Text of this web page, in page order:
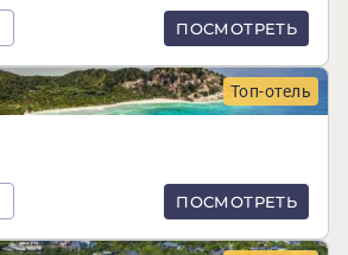
ПОСМОТРЕТЬ
Топ-отель
ПОСМОТРЕТЬ